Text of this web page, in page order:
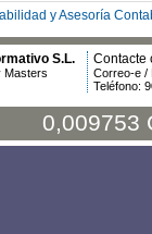
y Asesoría
S.L.
Masters
Contacte
Correo-e /
Teléfono:
0,009753